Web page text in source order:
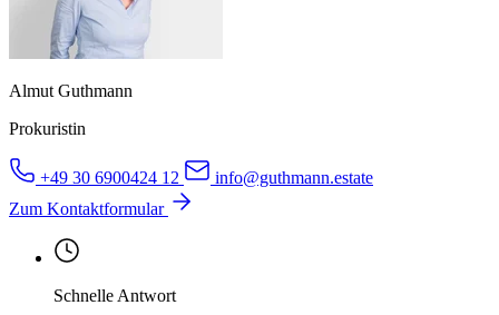
Almut Guthmann
Prokuristin
+49 30 6900424 12
info@guthmann.estate
Zum Kontaktformular
Schnelle Antwort